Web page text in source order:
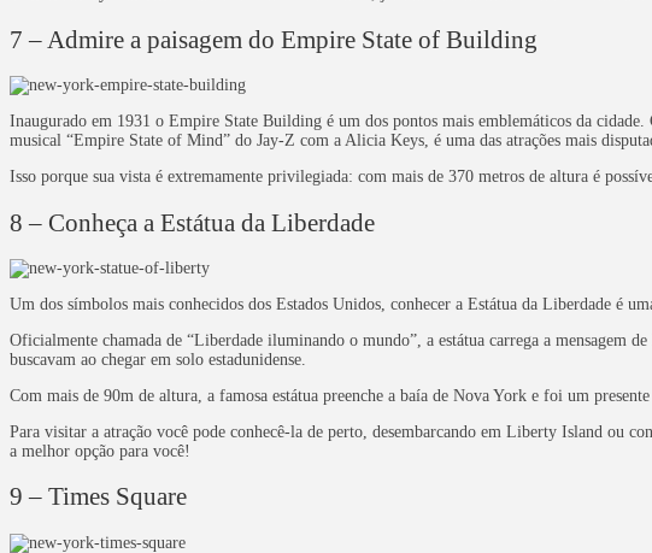
7 – Admire a paisagem do Empire State of Building
Inaugurado em 1931 o Empire State Building é um dos pontos mais emblemáticos da
musical “Empire State of Mind” do Jay-Z com a Alicia Keys, é uma das atrações mais
Isso porque sua vista é extremamente privilegiada: com mais de 370 metros de altura é
8 – Conheça a Estátua da Liberdade
Um dos símbolos mais conhecidos dos Estados Unidos, conhecer a Estátua da Liberdade é
Oficialmente chamada de “Liberdade iluminando o mundo”, a estátua carrega a mensagem
buscavam ao chegar em solo estadunidense.
Com mais de 90m de altura, a famosa estátua preenche a baía de Nova York e foi um
Para visitar a atração você pode conhecê-la de perto, desembarcando em Liberty Island ou
a melhor opção para você!
9 – Times Square